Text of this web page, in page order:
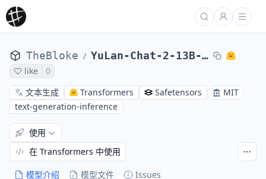
TheBloke / YuLan-Chat-2-13B-GPTQ
like
0
文本生成
Transformers Safetensors
MIT
text-generation-inference
模型介绍 模型文件 Issues
使用
在 Transformers 中使用